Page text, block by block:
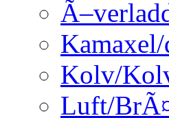
Kolv/
Luft/